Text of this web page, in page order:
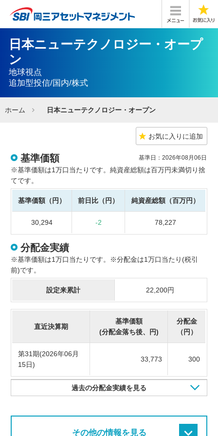
日本ニューテクノロジー・オープ
ン
地球視点
追加型投信/国内/株式
ホーム 日本ニューテクノロジー・オープン
お気に入りに追加
基準価額 基準日：2026年08月06日
※基準価額は1万口当たりです。純資産総額は百万円未満切り捨
てです。
基準価額（円） 前日比（円） 純資産総額（百万円）
30,294 -2 78,227
分配金実績
※基準価額は1万口当たりです。※分配金は1万口当たり(税引
前)です。
設定来累計 22,200円
直近決算期
基準価額
(分配金落ち後、円)
分配金
（円）
第31期(2026年06月
15日)
33,773 300
過去の分配金実績を見る
その他の情報を見る